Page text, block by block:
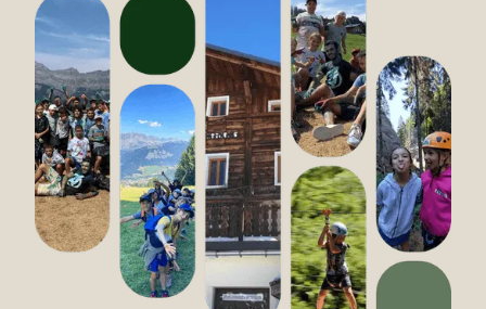
Escalade 🏔️
Accrobranche 🌲
Randonnée 🥾